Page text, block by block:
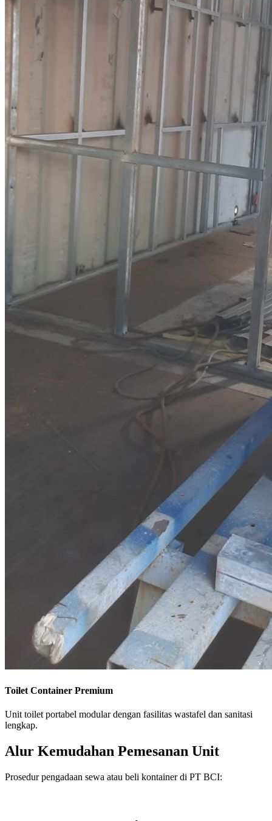
Toilet Container Premium
Unit toilet portabel modular dengan fasilitas wastafel dan sanitasi
lengkap.
Alur Kemudahan Pemesanan Unit
Prosedur pengadaan sewa atau beli kontainer di PT BCI: